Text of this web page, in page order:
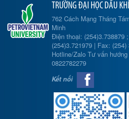
TRƯỜNG ĐẠI HỌC DẦU
762 Cách Mạng Tháng
Minh
Điện thoại: (254)3.738879
(254)3.721979 | Fax: (254)
Hotline/Zalo Tư vấn
0822782279
Kết nối